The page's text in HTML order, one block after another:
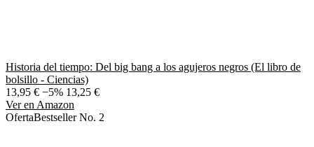
Historia del tiempo: Del big bang a los agujeros negros (El libro de
bolsillo - Ciencias)
13,95 € −5% 13,25 €
Ver en Amazon
OfertaBestseller No. 2